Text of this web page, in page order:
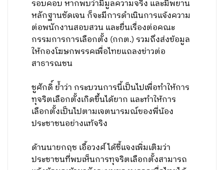
รอบคอบ หากพบว่ามีมูลความจริง และมีพยาน
หลักฐานชัดเจน ก็จะมีการดำเนินการแจ้งความ
ต่อพนักงานสอบสวน และยื่นเรื่องต่อคณะ
กรรมการการเลือกตั้ง (กกต.) รวมถึงส่งข้อมูล
ให้กองโฆษกพรรคเพื่อไทยแถลงข่าวต่อ
สาธารณชน
ชูศักดิ์ ย้ำว่า กระบวนการนี้เป็นไปเพื่อทำให้การ
ทุจริตเลือกตั้งเกิดขึ้นได้ยาก และทำให้การ
เลือกตั้งเป็นไปตามเจตนารมณ์ของพี่น้อง
ประชาชนอย่างแท้จริง
ด้านนายกฤช เอื้อวงศ์ ได้ชี้แจงเพิ่มเติมว่า
ประชาชนที่พบเห็นการทุจริตเลือกตั้งสามารถ